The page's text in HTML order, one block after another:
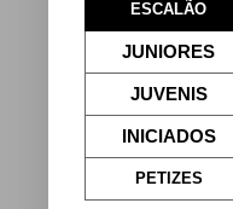
ESCALÃO
JUNIORES
JUVENIS
INICIADOS
PETIZES